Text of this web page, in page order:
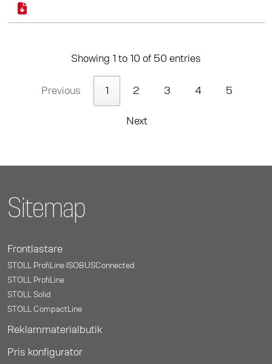
Showing 1 to 10 of 50 entries
Previous 1 2 3 4 5
Next
Sitemap
Frontlastare
STOLL ProfiLine ISOBUSConnected
STOLL ProfiLine
STOLL Solid
STOLL CompactLine
Reklammaterialbutik
Pris konfigurator